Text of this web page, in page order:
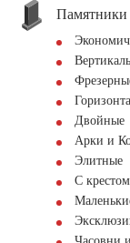
+7 (495)
Обратный звонок
Памятники
Двойные
Арки и
Элитные
С крестом